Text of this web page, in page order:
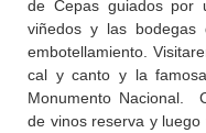
de Cepas guiados por
viñedos y las bodegas
embotellamiento.
cal y canto y la
Monumento Nacional.
de vinos reserva y